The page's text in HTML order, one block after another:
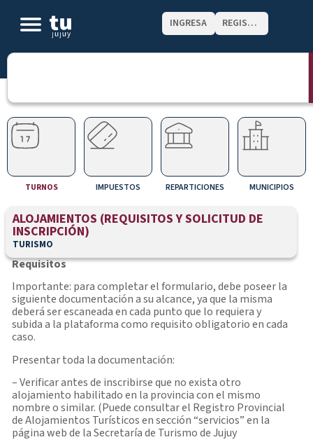
INGRESA REGISTRATE
TURNOS IMPUESTOS REPARTICIONES MUNICIPIOS
ALOJAMIENTOS (REQUISITOS Y SOLICITUD DE
INSCRIPCIÓN)
TURISMO
Requisitos
Importante: para completar el formulario, debe poseer la
siguiente documentación a su alcance, ya que la misma
deberá ser escaneada en cada punto que lo requiera y
subida a la plataforma como requisito obligatorio en cada
caso.
Presentar toda la documentación:
– Verificar antes de inscribirse que no exista otro
alojamiento habilitado en la provincia con el mismo
nombre o similar. (Puede consultar el Registro Provincial
de Alojamientos Turísticos en sección “servicios” en la
página web de la Secretaría de Turismo de Jujuy